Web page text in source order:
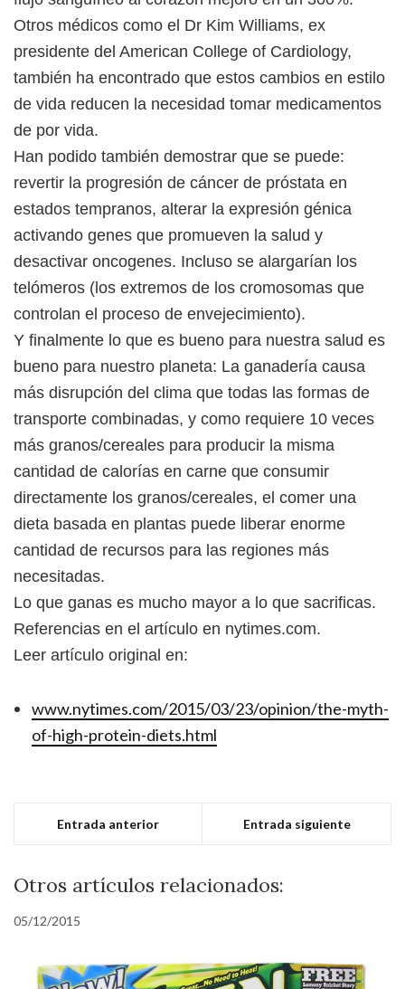
Otros médicos como el Dr Kim Williams, ex
presidente del American College of Cardiology,
también ha encontrado que estos cambios en estilo
de vida reducen la necesidad tomar medicamentos
de por vida.
Han podido también demostrar que se puede:
revertir la progresión de cáncer de próstata en
estados tempranos, alterar la expresión génica
activando genes que promueven la salud y
desactivar oncogenes. Incluso se alargarían los
telómeros (los extremos de los cromosomas que
controlan el proceso de envejecimiento).
Y finalmente lo que es bueno para nuestra salud es
bueno para nuestro planeta: La ganadería causa
más disrupción del clima que todas las formas de
transporte combinadas, y como requiere 10 veces
más granos/cereales para producir la misma
cantidad de calorías en carne que consumir
directamente los granos/cereales, el comer una
dieta basada en plantas puede liberar enorme
cantidad de recursos para las regiones más
necesitadas.
Lo que ganas es mucho mayor a lo que sacrificas.
Referencias en el artículo en nytimes.com.
Leer artículo original en:
www.nytimes.com/2015/03/23/opinion/the-myth-
of-high-protein-diets.html
Entrada anterior Entrada siguiente
Otros artículos relacionados:
05/12/2015